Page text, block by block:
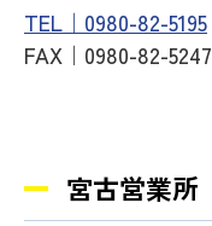
TEL｜0980-82-5195
FAX｜0980-82-5247
宮古営業所